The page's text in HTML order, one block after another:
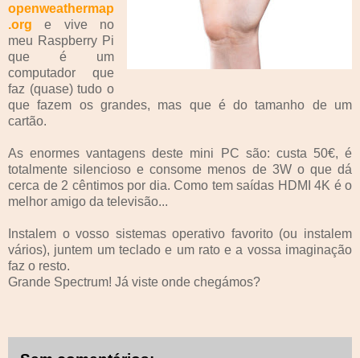
openweathermap
.org e vive no
meu Raspberry Pi
que é um
computador que
faz (quase) tudo o
que fazem os grandes, mas que é do tamanho de um
cartão.
As enormes vantagens deste mini PC são: custa 50€, é
totalmente silencioso e consome menos de 3W o que dá
cerca de 2 cêntimos por dia. Como tem saídas HDMI 4K é o
melhor amigo da televisão...
Instalem o vosso sistemas operativo favorito (ou instalem
vários), juntem um teclado e um rato e a vossa imaginação
faz o resto.
Grande Spectrum! Já viste onde chegámos?